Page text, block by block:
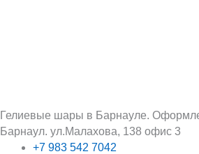
Гелиевые шары в Барнауле.
Барнаул. ул.Малахова, 138 офис 3
+7 983 542 7042